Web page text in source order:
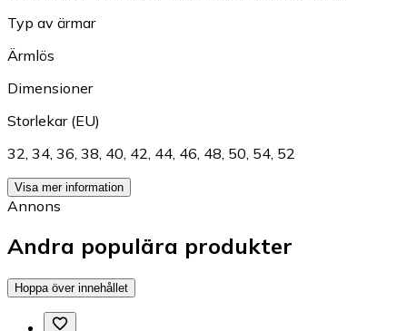
Typ av ärmar
Ärmlös
Dimensioner
Storlekar (EU)
32 34 36 38 40 42 44 46 48 50 54 52
Visa mer information
Annons
Andra populära produkter
Hoppa över innehållet